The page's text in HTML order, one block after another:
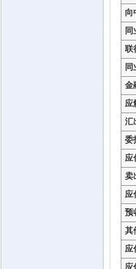
向
同
联
同
金
应
汇
委
应
卖
应
预
其
应
应